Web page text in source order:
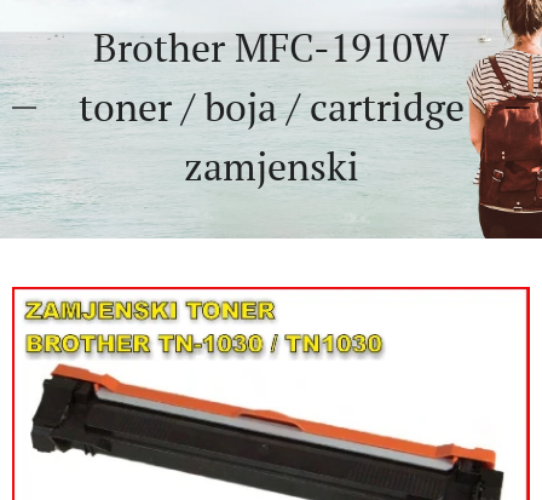
Brother MFC-1910W
toner / boja / cartridge
zamjenski